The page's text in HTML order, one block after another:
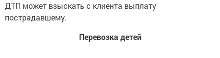
ДТП может взыскать с клиента выплату
пострадавшему.
Перевозка детей